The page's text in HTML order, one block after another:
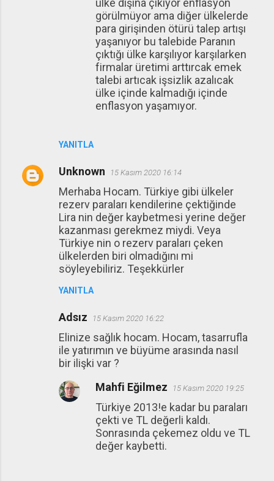
YANITLA
ülke dışına çıkıyor enflasyon
görülmüyor ama diğer ülkelerde
para girişinden ötürü talep artışı
yaşanıyor bu talebide Paranın
çıktığı ülke karşılıyor karşılarken
firmalar üretimi arttırcak emek
talebi artıcak işsizlik azalıcak
ülke içinde kalmadığı içinde
enflasyon yaşamıyor.
Unknown 15 Kasım 2020 16:14
Merhaba Hocam. Türkiye gibi ülkeler
rezerv paraları kendilerine çektiğinde
Lira nin değer kaybetmesi yerine değer
kazanması gerekmez miydi. Veya
Türkiye nin o rezerv paraları çeken
ülkelerden biri olmadığını mi
söyleyebiliriz. Teşekkürler
YANITLA
Adsız 15 Kasım 2020 16:22
Elinize sağlık hocam. Hocam, tasarrufla
ile yatırımın ve büyüme arasında nasıl
bir ilişki var ?
Mahfi Eğilmez 15 Kasım 2020 19:25
Türkiye 2013!e kadar bu paraları
çekti ve TL değerli kaldı.
Sonrasında çekemez oldu ve TL
değer kaybetti.